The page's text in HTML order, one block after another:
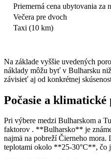
Priemerná cena ubytovania za
Večera pre dvoch
Taxi (10 km)
Na základe vyššie uvedených
náklady môžu byť v Bulharsku
závisieť aj od konkrétnej
Počasie a klimatické
Pri výbere medzi Bulharskom a
faktorov . **Bulharsko** je
najmä na pobreží Čierneho mora.
teplotami okolo **25-30°C**, čo